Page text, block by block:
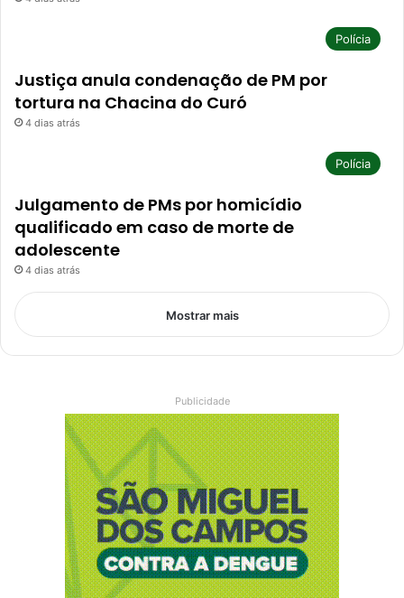
Polícia
Justiça anula condenação de PM por
tortura na Chacina do Curó
4 dias atrás
Polícia
Julgamento de PMs por homicídio
qualificado em caso de morte de
adolescente
4 dias atrás
Mostrar mais
Publicidade